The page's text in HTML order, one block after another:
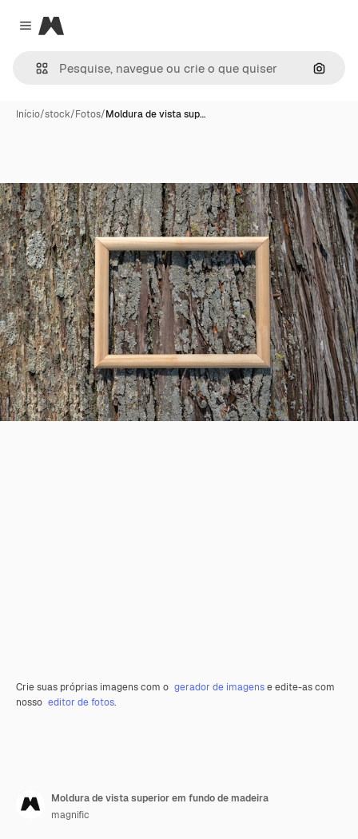
Close menu
Magnific
Início/stock/Fotos/Moldura de vista sup…
Crie suas próprias imagens com o gerador de imagense edite-as com
nosso editor de fotos.
Moldura de vista superior em fundo de madeira
magnific